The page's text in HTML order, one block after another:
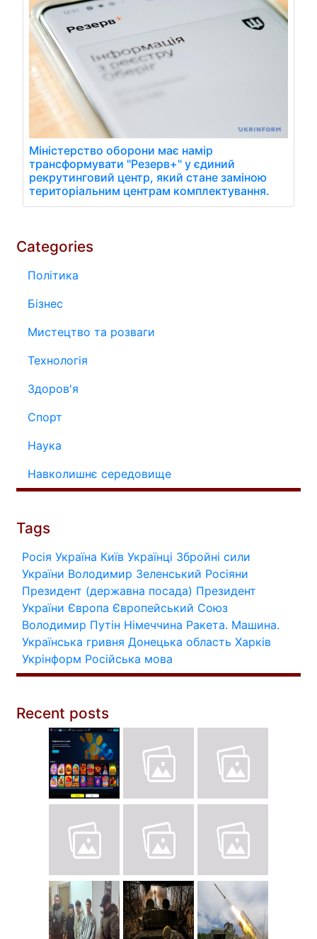
Міністерство оборони має намір
трансформувати "Резерв+" у єдиний
рекрутинговий центр, який стане заміною
територіальним центрам комплектування.
Categories
Політика
Бізнес
Мистецтво та розваги
Технологія
Здоров'я
Спорт
Наука
Навколишнє середовище
Tags
Росія Україна Київ Українці Збройні сили
України Володимир Зеленський Росіяни
Президент (державна посада) Президент
України Європа Європейський Союз
Володимир Путін Німеччина Ракета. Машина.
Українська гривня Донецька область Харків
Укрінформ Російська мова
Recent posts